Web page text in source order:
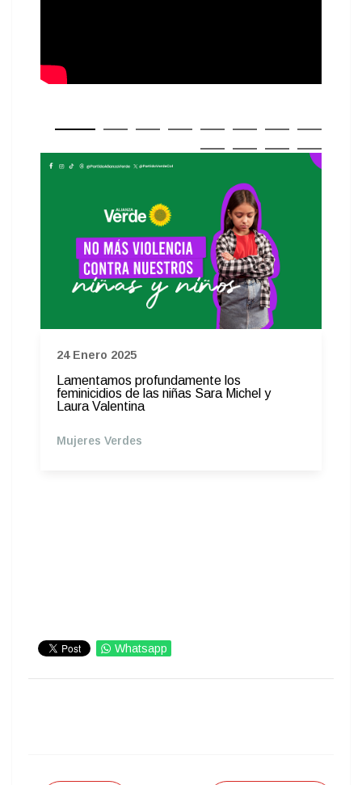
24 Enero 2025
Lamentamos profundamente los
feminicidios de las niñas Sara Michel y
Laura Valentina
Mujeres Verdes
Whatsapp